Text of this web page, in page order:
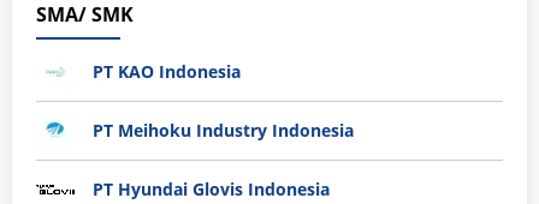
SMA/ SMK
PT KAO Indonesia
PT Meihoku Industry Indonesia
PT Hyundai Glovis Indonesia